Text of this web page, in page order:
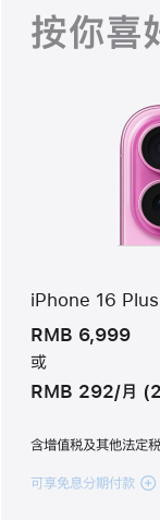
按你喜
iPhone 16
RMB 6,999
或
RMB 292/月
含增值税及其他法定
可享免息分期付款